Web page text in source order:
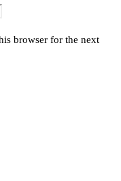
browser for the next